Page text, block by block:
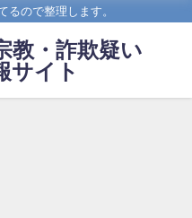
るので整理します。
教・詐欺疑い
サイト